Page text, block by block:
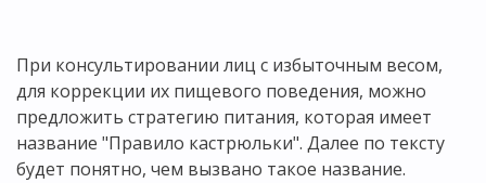
При консультировании лиц с избыточным весом,
для коррекции их пищевого поведения, можно
предложить стратегию питания, которая имеет
название "Правило кастрюльки". Далее по тексту
будет понятно, чем вызвано такое название.